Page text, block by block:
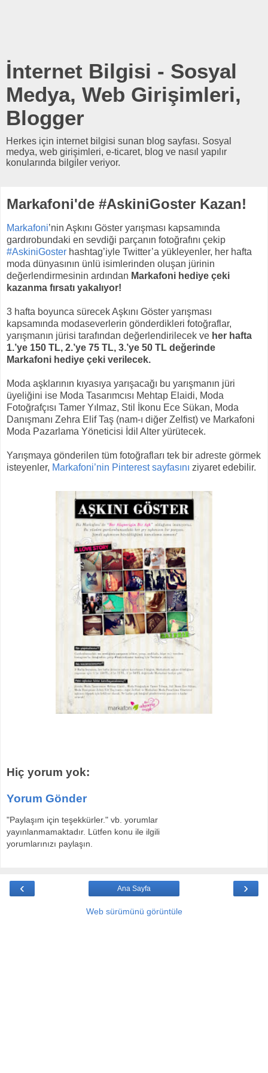
İnternet Bilgisi - Sosyal
Medya, Web Girişimleri,
Blogger
Herkes için internet bilgisi sunan blog sayfası. Sosyal
medya, web girişimleri, e-ticaret, blog ve nasıl yapılır
konularında bilgiler veriyor.
Markafoni'de #AskiniGoster Kazan!
Markafoni’nin Aşkını Göster yarışması kapsamında
gardırobundaki en sevdiği parçanın fotoğrafını çekip
#AskiniGoster hashtag’iyle Twitter’a yükleyenler, her hafta
moda dünyasının ünlü isimlerinden oluşan jürinin
değerlendirmesinin ardından Markafoni hediye çeki
kazanma fırsatı yakalıyor!
3 hafta boyunca sürecek Aşkını Göster yarışması
kapsamında modaseverlerin gönderdikleri fotoğraflar,
yarışmanın jürisi tarafından değerlendirilecek ve her hafta
1.’ye 150 TL, 2.’ye 75 TL, 3.’ye 50 TL değerinde
Markafoni hediye çeki verilecek.
Moda aşklarının kıyasıya yarışacağı bu yarışmanın jüri
üyeliğini ise Moda Tasarımcısı Mehtap Elaidi, Moda
Fotoğrafçısı Tamer Yılmaz, Stil İkonu Ece Sükan, Moda
Danışmanı Zehra Elif Taş (nam-ı diğer Zelfist) ve Markafoni
Moda Pazarlama Yöneticisi İdil Alter yürütecek.
Yarışmaya gönderilen tüm fotoğrafları tek bir adreste görmek
isteyenler, Markafoni’nin Pinterest sayfasını ziyaret edebilir.
Hiç yorum yok:
Yorum Gönder
"Paylaşım için teşekkürler." vb. yorumlar
yayınlanmamaktadır. Lütfen konu ile ilgili
yorumlarınızı paylaşın.
‹ ›
Ana Sayfa
Web sürümünü görüntüle